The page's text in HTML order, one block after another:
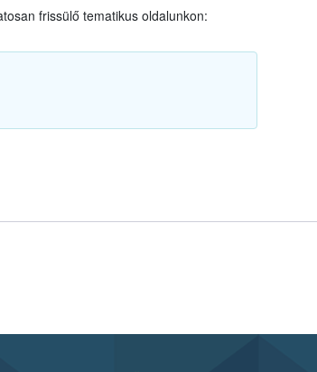
frissülő tematikus oldalunkon: